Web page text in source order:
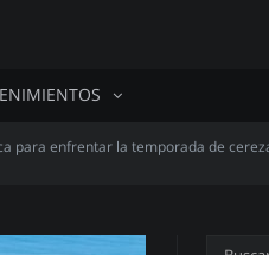
para enfrentar la temporada de